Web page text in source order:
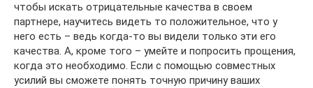
чтобы искать отрицательные качества в своем
партнере, научитесь видеть то положительное, что у
него есть – ведь когда-то вы видели только эти его
качества. А, кроме того – умейте и попросить прощения,
когда это необходимо. Если с помощью совместных
усилий вы сможете понять точную причину ваших